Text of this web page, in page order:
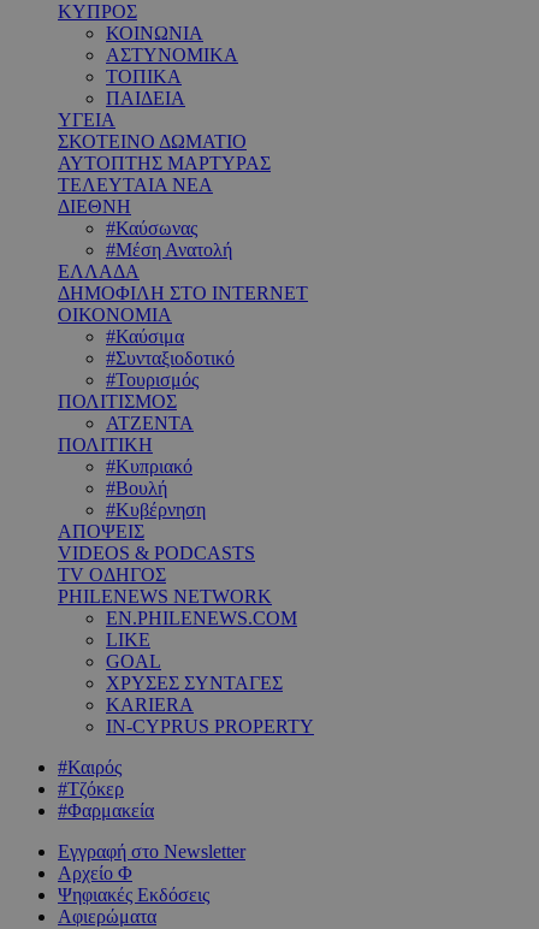
ΚΥΠΡΟΣ
ΚΟΙΝΩΝΙΑ
ΑΣΤΥΝΟΜΙΚΑ
ΤΟΠΙΚΑ
ΠΑΙΔΕΙΑ
ΥΓΕΙΑ
ΣΚΟΤΕΙΝΟ ΔΩΜΑΤΙΟ
ΑΥΤΟΠΤΗΣ ΜΑΡΤΥΡΑΣ
ΤΕΛΕΥΤΑΙΑ ΝΕΑ
ΔΙΕΘΝΗ
#Καύσωνας
#Μέση Ανατολή
ΕΛΛΑΔΑ
ΔΗΜΟΦΙΛΗ ΣΤΟ INTERNET
ΟΙΚΟΝΟΜΙΑ
#Καύσιμα
#Συνταξιοδοτικό
#Τουρισμός
ΠΟΛΙΤΙΣΜΟΣ
ΑΤΖΕΝΤΑ
ΠΟΛΙΤΙΚΗ
#Κυπριακό
#Βουλή
#Κυβέρνηση
ΑΠΟΨΕΙΣ
VIDEOS & PODCASTS
TV ΟΔΗΓΟΣ
PHILENEWS NETWORK
EN.PHILENEWS.COM
LIKE
GOAL
ΧΡΥΣΕΣ ΣΥΝΤΑΓΕΣ
KARIERA
IN-CYPRUS PROPERTY
#Καιρός
#Τζόκερ
#Φαρμακεία
Εγγραφή στο Newsletter
Αρχείο Φ
Ψηφιακές Εκδόσεις
Αφιερώματα